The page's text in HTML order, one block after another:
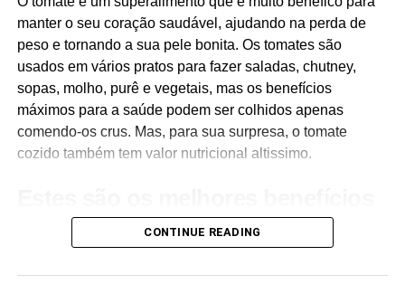
folha inteira em vez de apenas uma infusão.
2. Apoia a saúde do coração
Pesquisas indicam que o matcha pode promover a saúde
do coração, reduzindo os níveis de colesterol e reduzindo
a pressão arterial. Uma revisão sistemática mostrou que o
consumo de chá verde está associado à diminuição dos
lipídicos e melhoram a função cardíaca global.
3. Ajuda no controle de peso
manter o seu coração saudável, ajudando na perda de
peso e tornando a sua pele bonita. Os tomates são
usados em vários pratos para fazer saladas, chutney,
sopas, molho, purê e vegetais, mas os benefícios
máximos para a saúde podem ser colhidos apenas
comendo-os crus. Mas, para sua surpresa, o tomate
cozido também tem valor nutricional altissimo.
para a saúde de comer tomates:
CONTINUE READING